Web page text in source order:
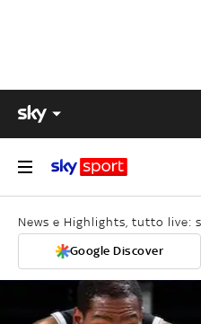
News e Highlights, tutto live:
Google Discover